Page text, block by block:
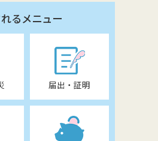
るメニュー
届出・証明